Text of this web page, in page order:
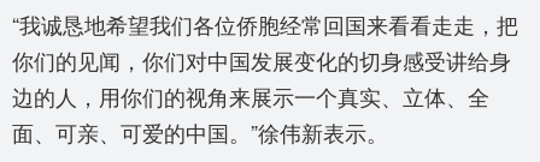
“我诚恳地希望我们各位侨胞经常回国来看看走走，把
你们的见闻，你们对中国发展变化的切身感受讲给身
边的人，用你们的视角来展示一个真实、立体、全
面、可亲、可爱的中国。”徐伟新表示。